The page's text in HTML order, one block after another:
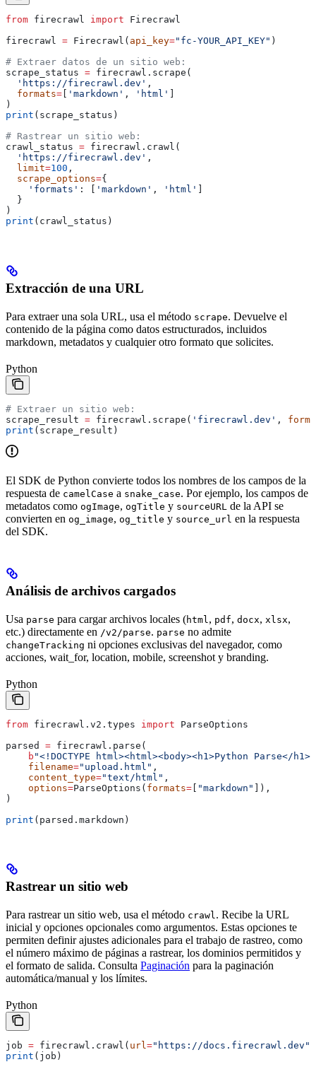
from firecrawl import Firecrawl
firecrawl = Firecrawl( api_key="fc-YOUR_API_KEY" )
# Extraer datos de un sitio web:
scrape_status = firecrawl.scrape(
  'https://firecrawl.dev'
,
  formats
= 'markdown' , 'html'
)
print (scrape_status)
# Rastrear un sitio web:
crawl_status = firecrawl.crawl(
  'https://firecrawl.dev'
,
  limit
=100 ,
  scrape_options
={
    'formats'
: [ 'markdown' , 'html'
  }
)
print (crawl_status)
Extracción de una URL
Para extraer una sola URL, usa el método scrape. Devuelve el
contenido de la página como datos estructurados, incluidos
markdown, metadatos y cualquier otro formato que solicites.
Python
# Extraer un sitio web:
scrape_result = firecrawl.scrape( 'firecrawl.dev' ,
print (scrape_result)
El SDK de Python convierte todos los nombres de los campos de la
respuesta de camelCase a snake_case. Por ejemplo, los campos de
metadatos como ogImage, ogTitle y sourceURL de la API se
convierten en og_image, og_title y source_url en la respuesta
del SDK.
Análisis de archivos cargados
Usa parse para cargar archivos locales (html , pdf, docx, xlsx,
etc.) directamente en /v2/parse. parse no admite
changeTracking ni opciones exclusivas del navegador, como
acciones, wait_for, location, mobile, screenshot y branding.
Python
from firecrawl.v2.types import ParseOptions
parsed = firecrawl.parse(
    b
"<!DOCTYPE html><html><body><h1>Python Parse</
    filename
="upload.html" ,
    content_type
="text/html" ,
    options
=ParseOptions( formats= [ "markdown" ]),
)
print (parsed.markdown)
Rastrear un sitio web
Para rastrear un sitio web, usa el método crawl. Recibe la URL
inicial y opciones opcionales como argumentos. Estas opciones te
permiten definir ajustes adicionales para el trabajo de rastreo, como
el número máximo de páginas a rastrear, los dominios permitidos y
el formato de salida. Consulta Paginación para la paginación
automática/manual y los límites.
Python
job = firecrawl.crawl( url="https://docs.firecrawl.dev"
print (job)